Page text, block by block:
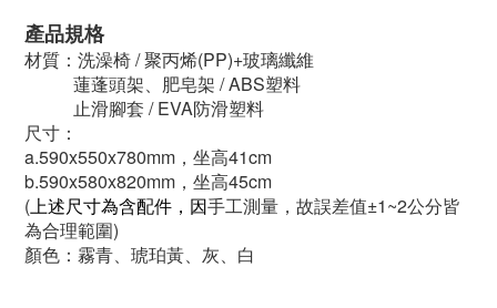
產品規格
材質：洗澡椅 / 聚丙烯(PP)+玻璃纖維
蓮蓬頭架、肥皂架 / ABS塑料
止滑腳套 / EVA防滑塑料
尺寸：
a.590x550x780mm，坐高41cm
b.590x580x820mm，坐高45cm
(上述尺寸為含配件，因手工測量，故誤差值±1~2公分皆
為合理範圍)
顏色：霧青、琥珀黃、灰、白